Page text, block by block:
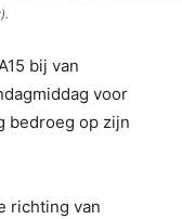
bij van
voor
bedroeg op zijn
richting van